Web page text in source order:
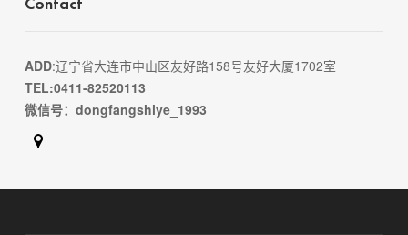
Contact
ADD:辽宁省大连市中山区友好路158号友好大厦1702室
TEL:0411-82520113
微信号：dongfangshiye_1993